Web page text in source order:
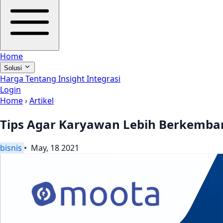
Home
Solusi
Harga Tentang InsightIntegrasi
Login
Home›Artikel
Tips Agar Karyawan Lebih
bisnis • May, 18 2021